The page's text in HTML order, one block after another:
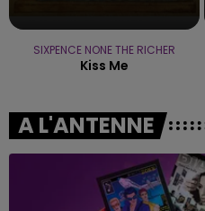
SIXPENCE NONE THE RICHER
Kiss Me
A L'ANTENNE